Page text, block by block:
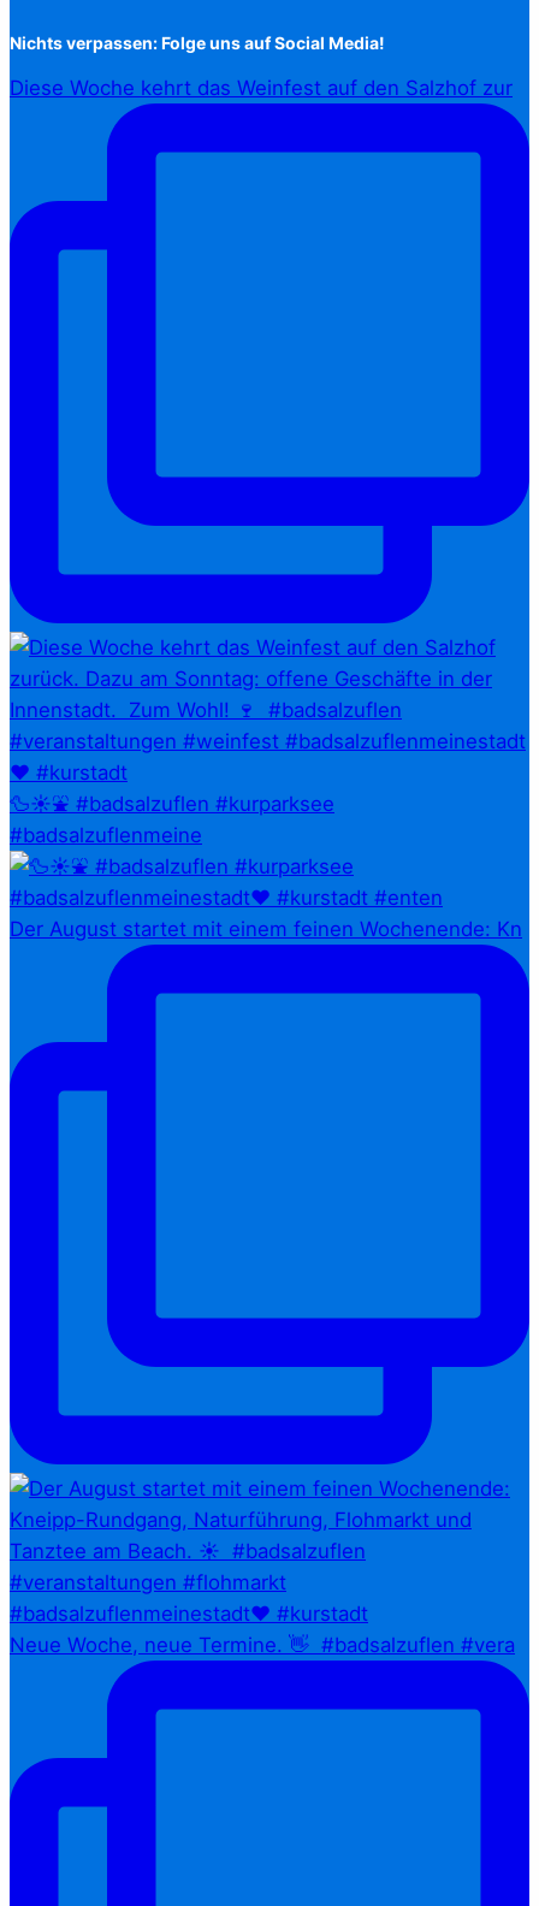
Nichts verpassen: Folge uns auf Social Media!
Diese Woche kehrt das Weinfest auf den Salzhof zur
🦆☀️⛲ #badsalzuflen #kurparksee
#badsalzuflenmeine
Der August startet mit einem feinen Wochenende: Kn
Neue Woche, neue Termine. 👋⁠ ⁠ #badsalzuflen #vera